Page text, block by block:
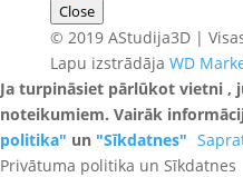
Close
© 2019 AStudija3D |
Lapu izstrādāja WD
Ja turpināsiet pārlūkot vietni ,
noteikumiem. Vairāk
politika" un "Sīkdatnes"
Privātuma politika un Sīkdatnes